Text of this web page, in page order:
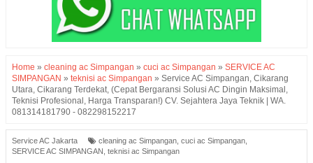
Home » cleaning ac Simpangan » cuci ac Simpangan » SERVICE AC
SIMPANGAN » teknisi ac Simpangan » Service AC Simpangan, Cikarang
Utara, Cikarang Terdekat, (Cepat Bergaransi Solusi AC Dingin Maksimal,
Teknisi Profesional, Harga Transparan!) CV. Sejahtera Jaya Teknik | WA.
081314181790 - 082298152217
Service AC Jakarta cleaning ac Simpangan cuci ac Simpangan
SERVICE AC SIMPANGAN teknisi ac Simpangan